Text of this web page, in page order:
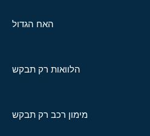
האח הגדול
הלוואות רק תבקש
מימון רכב רק תבקש